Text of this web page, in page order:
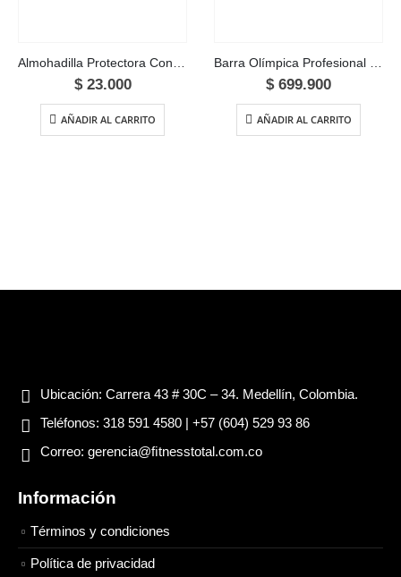
Almohadilla Protectora Contorneada para barra
$23.000
AÑADIR AL CARRITO
Barra Olímpica Profesional 220 cm
$699.900
AÑADIR AL CARRITO
Ubicación: Carrera 43 # 30C – 34. Medellín, Colombia.
Teléfonos: 318 591 4580 | +57 (604) 529 93 86
Correo: gerencia@ﬁtnesstotal.com.co
Información
Términos y condiciones
Política de privacidad